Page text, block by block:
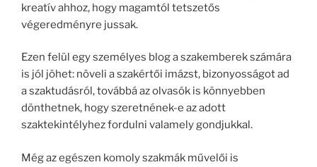
kreatív ahhoz, hogy magamtól tetszetős
végeredményre jussak.
Ezen felül egy személyes blog a szakemberek számára
is jól jöhet: növeli a szakértői imázst, bizonyosságot ad
a szaktudásról, továbbá az olvasók is könnyebben
dönthetnek, hogy szeretnének-e az adott
szaktekintélyhez fordulni valamely gondjukkal.
Még az egészen komoly szakmák művelői is